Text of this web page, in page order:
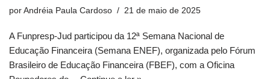
por Andréia Paula Cardoso 21 de maio de 2025
A Funpresp-Jud participou da 12ª Semana Nacional de
Educação Financeira (Semana ENEF), organizada pelo Fórum
Brasileiro de Educação Financeira (FBEF), com a Oficina